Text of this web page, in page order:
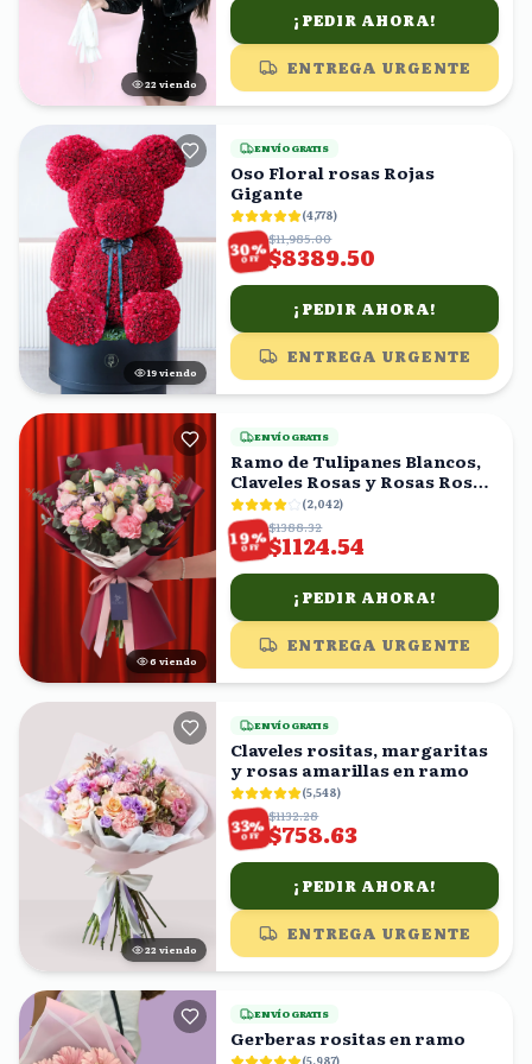
21 viendo
¡PEDIR AHORA!
ENTREGA URGENTE
20 viendo
ENVÍO GRATIS
Oso Floral rosas Rojas
Gigante
(4,778)
30%
OFF
$11,985.00
$8389.50
¡PEDIR AHORA!
ENTREGA URGENTE
5 viendo
ENVÍO GRATIS
Ramo de Tulipanes Blancos,
Claveles Rosas y Rosas Rosas
con Eucalipto
(2,042)
19%
OFF
$1388.32
$1124.54
¡PEDIR AHORA!
ENTREGA URGENTE
22 viendo
ENVÍO GRATIS
Claveles rositas, margaritas
y rosas amarillas en ramo
(5,548)
33%
OFF
$1132.28
$758.63
¡PEDIR AHORA!
ENTREGA URGENTE
ENVÍO GRATIS
Gerberas rositas en ramo
(5,987)